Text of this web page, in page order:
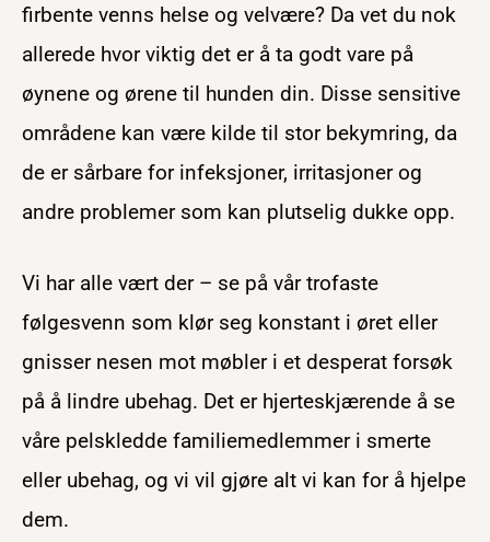
firbente venns helse og velvære? Da vet du nok
allerede hvor viktig det er å ta godt vare på
øynene og ørene til hunden din. Disse sensitive
områdene kan være kilde til stor bekymring, da
de er sårbare for infeksjoner, irritasjoner og
andre problemer som kan plutselig dukke opp.
Vi har alle vært der – se på vår trofaste
følgesvenn som klør seg konstant i øret eller
gnisser nesen mot møbler i et desperat forsøk
på å lindre ubehag. Det er hjerteskjærende å se
våre pelskledde familiemedlemmer i smerte
eller ubehag, og vi vil gjøre alt vi kan for å hjelpe
dem.